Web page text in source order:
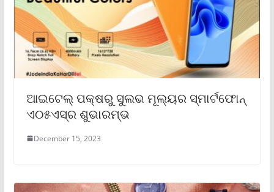
ଆଇଟେଲ୍ ପକ୍ଷରୁ ସୁଲଭ ମୂଲ୍ୟର ସ୍ମାର୍ଟଫୋନ୍
ଏ୦୫ଏସ୍‌ର ଶୁଭାରମ୍ଭ
December 15, 2023